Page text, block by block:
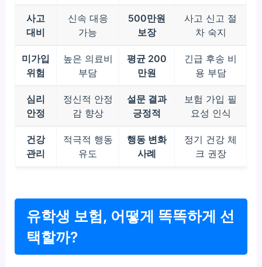
사고
대비
신속 대응
가능
500만원
보장
사고 신고 절
차 숙지
미가입
위험
높은 의료비
부담
평균 200
만원
긴급 후송 비
용 부담
심리
안정
정신적 안정
감 향상
설문 결과
긍정적
보험 가입 필
요성 인식
건강
관리
적극적 행동
유도
행동 변화
사례
정기 건강 체
크 권장
유학생 보험, 어떻게 똑똑하게 선
택할까?